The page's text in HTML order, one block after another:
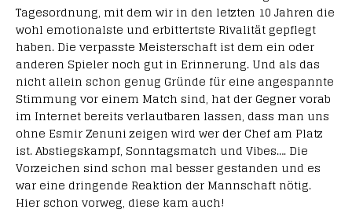
Tagesordnung, mit dem wir in den letzten 10 Jahren die
wohl emotionalste und erbittertste Rivalität gepflegt
haben. Die verpasste Meisterschaft ist dem ein oder
anderen Spieler noch gut in Erinnerung. Und als das
nicht allein schon genug Gründe für eine angespannte
Stimmung vor einem Match sind, hat der Gegner vorab
im Internet bereits verlautbaren lassen, dass man uns
ohne Esmir Zenuni zeigen wird wer der Chef am Platz
ist. Abstiegskampf, Sonntagsmatch und Vibes…. Die
Vorzeichen sind schon mal besser gestanden und es
war eine dringende Reaktion der Mannschaft nötig.
Hier schon vorweg, diese kam auch!